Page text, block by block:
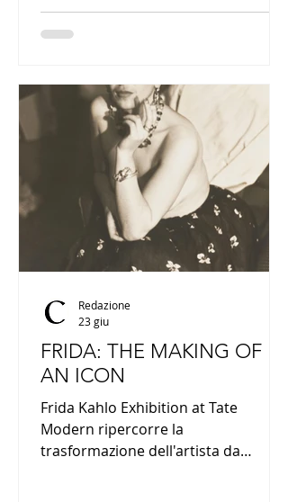
pittura, fotografia, grafica, scultura,
installazione, video e performance,
ricerca artistica contemporanea.
FRIDA: THE MAKING OF
AN ICON
Frida Kahlo Exhibition at Tate
Modern ripercorre la
trasformazione dell'artista da
Redazione
23 giu